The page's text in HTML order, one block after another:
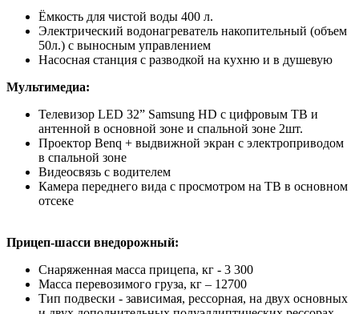
Ёмкость для чистой воды 400 л.
Электрический водонагреватель накопительный (объем
50л.) с выносным управлением
Насосная станция с разводкой на кухню и в душевую
Мультимедиа:
Телевизор LED 32” Samsung HD с цифровым ТВ и
антенной в основной зоне и спальной зоне 2шт.
Проектор Benq + выдвижной экран с электроприводом
в спальной зоне
Видеосвязь с водителем
Камера переднего вида с просмотром на ТВ в основном
отсеке
Прицеп-шасси внедорожный:
Снаряженная масса прицепа, кг - 3 300
Масса перевозимого груза, кг – 12700
Тип подвески - зависимая, рессорная, на двух основных